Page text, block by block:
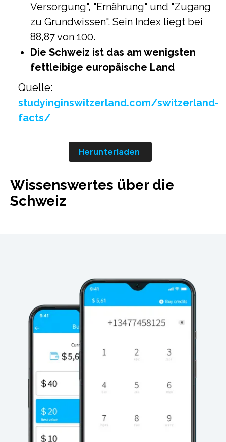
Versorgung", "Ernährung" und "Zugang
zu Grundwissen". Sein Index liegt bei
88,87 von 100.
Die Schweiz ist das am wenigsten
fettleibige europäische Land
Quelle:
studyinginswitzerland.com/switzerland-
facts/
Herunterladen
Wissenswertes über die
Schweiz